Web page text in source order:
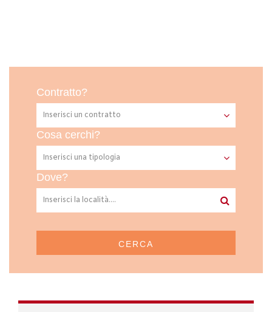
Contratto?
Cosa cerchi?
Dove?
CERCA